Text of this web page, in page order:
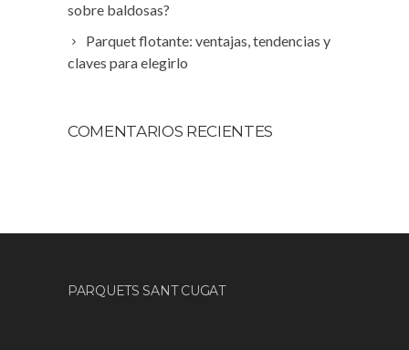
sobre baldosas?
Parquet flotante: ventajas, tendencias y
claves para elegirlo
COMENTARIOS RECIENTES
PARQUETS SANT CUGAT